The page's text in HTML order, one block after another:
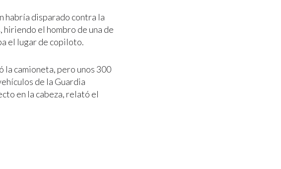
habría disparado contra la
hiriendo el hombro de una de
el lugar de copiloto.
la camioneta, pero unos 300
de la Guardia
en la cabeza, relató el